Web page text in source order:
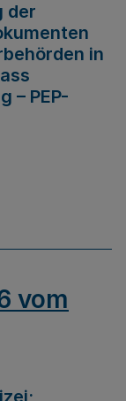
der
in
– PEP-
vom